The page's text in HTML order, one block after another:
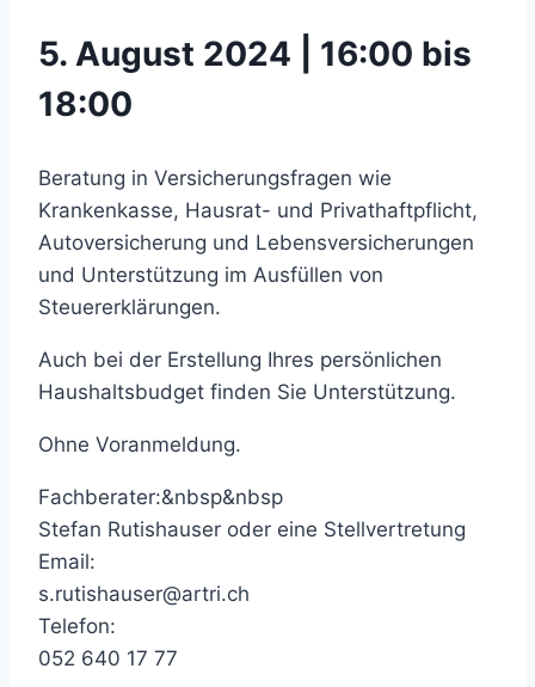
5. August 2024 | 16:00 bis
18:00
Beratung in Versicherungsfragen wie
Krankenkasse, Hausrat- und Privathaftpflicht,
Autoversicherung und Lebensversicherungen
und Unterstützung im Ausfüllen von
Steuererklärungen.
Auch bei der Erstellung Ihres persönlichen
Haushaltsbudget finden Sie Unterstützung.
Ohne Voranmeldung.
Fachberater:&nbsp&nbsp
Stefan Rutishauser oder eine Stellvertretung
Email:
s.rutishauser@artri.ch
Telefon:
052 640 17 77